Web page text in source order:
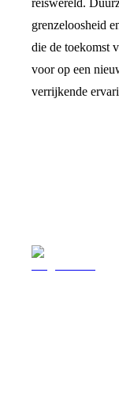
reiswereld.
grenzeloosheid
die de toekomst
voor op een
verrijkende